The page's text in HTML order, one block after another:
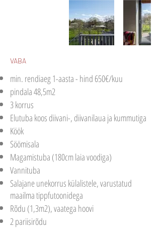
VABA
min. rendiaeg 1-aasta - hind 650€/kuu
pindala 48,5m2
3 korrus
Elutuba koos diivani-, diivanilaua ja kummutiga
Köök
Söömisala
Magamistuba (180cm laia voodiga)
Vannituba
Salajane unekorrus külalistele, varustatud
maailma tippfutoonidega
Rõdu (1,3m2), vaatega hoovi
2 pariisirõdu